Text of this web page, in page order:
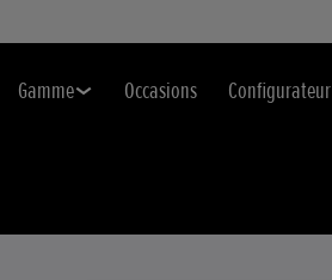
Gamme Occasions Configurateur